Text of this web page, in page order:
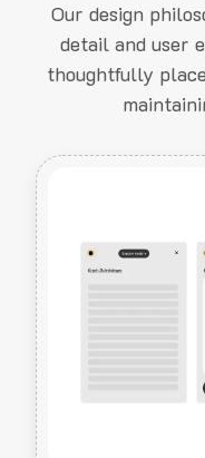
Our design
detail and user
thoughtfully